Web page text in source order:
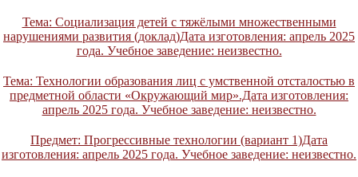
Тема: Социализация детей с тяжёлыми множественными
нарушениями развития (доклад)Дата изготовления: апрель 2025
года. Учебное заведение: неизвестно.
Тема: Технологии образования лиц с умственной отсталостью в
предметной области «Окружающий мир».Дата изготовления:
апрель 2025 года. Учебное заведение: неизвестно.
Предмет: Прогрессивные технологии (вариант 1)Дата
изготовления: апрель 2025 года. Учебное заведение: неизвестно.